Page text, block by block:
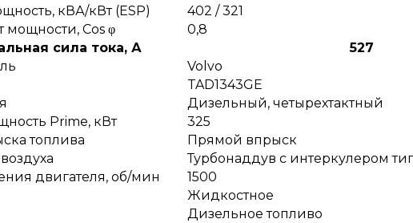
кВА/кВт (ESP)
402 / 321
Сos φ
0,8
сила тока, А
527
Volvo
TAD1343GE
Дизельный, четырехтактный
Prime, кВт
325
топлива
Прямой впрыск
Турбонаддув с интеркулером
двигателя, об/мин
1500
Жидкостное
Дизельное топливо